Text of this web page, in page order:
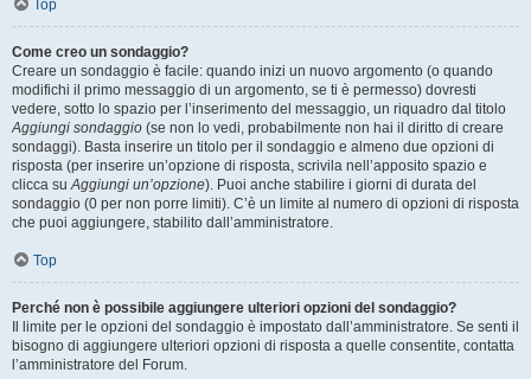
Top
Come creo un sondaggio?
Creare un sondaggio è facile: quando inizi un nuovo argomento (o quando
modifichi il primo messaggio di un argomento, se ti è permesso) dovresti
vedere, sotto lo spazio per l’inserimento del messaggio, un riquadro dal titolo
Aggiungi sondaggio (se non lo vedi, probabilmente non hai il diritto di creare
sondaggi). Basta inserire un titolo per il sondaggio e almeno due opzioni di
risposta (per inserire un’opzione di risposta, scrivila nell’apposito spazio e
clicca suAggiungi un’opzione). Puoi anche stabilire i giorni di durata del
sondaggio (0 per non porre limiti). C’è un limite al numero di opzioni di risposta
che puoi aggiungere, stabilito dall’amministratore.
Top
Perché non è possibile aggiungere ulteriori opzioni del sondaggio?
Il limite per le opzioni del sondaggio è impostato dall’amministratore. Se senti il
bisogno di aggiungere ulteriori opzioni di risposta a quelle consentite, contatta
l’amministratore del Forum.